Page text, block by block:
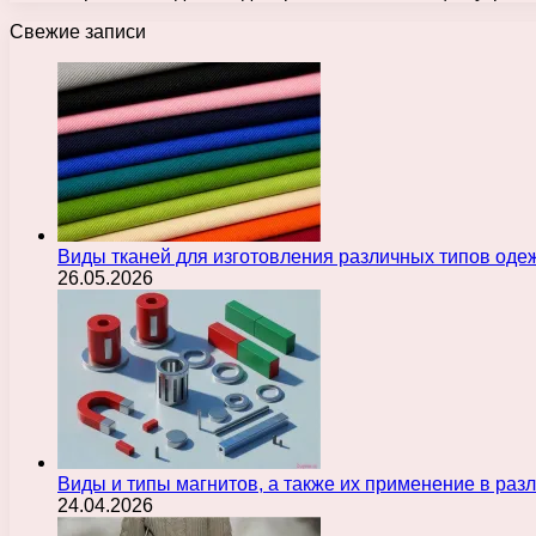
Свежие записи
Виды тканей для изготовления различных типов
26.05.2026
Виды и типы магнитов, а также их применение в
24.04.2026